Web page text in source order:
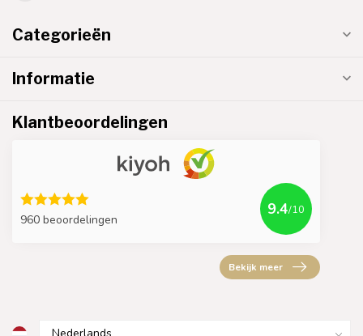
Categorieën
Informatie
Klantbeoordelingen
960 beoordelingen
9.4/10
Bekijk meer